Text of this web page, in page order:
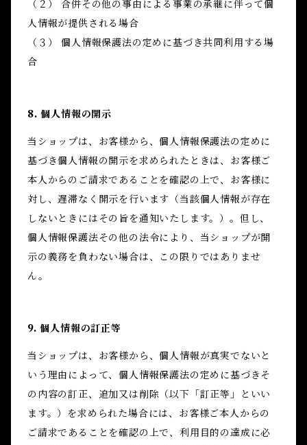
（２） 合併その他の事由による事業の承継に伴って個
人情報が提供される場合
（３） 個人情報保護法の定めに基づき共同利用する場
合
8. 個人情報の開示
当ショップは、お客様から、個人情報保護法の定めに
基づき個人情報の開示を求められたときは、お客様ご
本人からのご請求であることを確認の上で、お客様に
対し、遅滞なく開示を行います（当該個人情報が存在
しないときにはその旨を通知いたします。）。但し、
個人情報保護法その他の法令により、当ショップが開
示の義務を負わない場合は、この限りではありませ
ん。
9. 個人情報の訂正等
当ショップは、お客様から、個人情報が真実でないと
いう理由によって、個人情報保護法の定めに基づきそ
の内容の訂正、追加又は削除（以下「訂正等」といい
ます。）を求められた場合には、お客様ご本人からの
ご請求であることを確認の上で、利用目的の達成に必